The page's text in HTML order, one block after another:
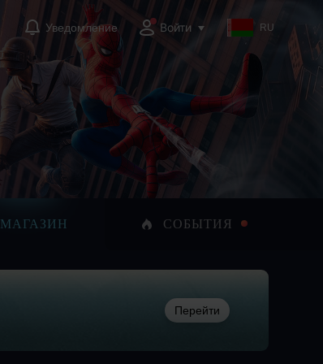
Уведомление Войти RU
МАГАЗИН СОБЫТИЯ
Перейти